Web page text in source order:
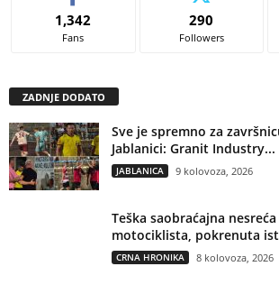
1,342
Fans
290
Followers
ZADNJE DODATO
Sve je spremno za
Jablanici: Granit Industry...
JABLANICA 9 kolovoza, 2026
Teška saobraćajna
motociklista, pokrenuta
CRNA HRONIKA 8 kolovoza, 2026